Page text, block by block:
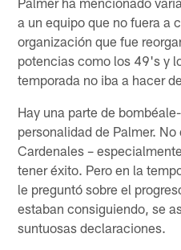
a un equipo que no fuera a
organización que fue
potencias como los 49's y
temporada no iba a hacer
Hay una parte de
personalidad de Palmer.
Cardenales –
tener éxito. Pero en la
le preguntó sobre el
estaban consiguiendo, se
suntuosas declaraciones.